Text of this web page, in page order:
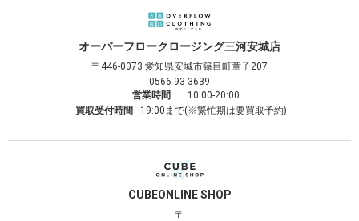
オーバーフロークロージング三河安城店
〒446-0073 愛知県安城市篠目町童子207
0566-93-3639
営業時間
10:00-20:00
買取受付時間
19:00まで(※繁忙期は要買取予約)
CUBEONLINE SHOP
〒